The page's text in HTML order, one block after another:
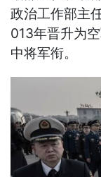
政治工作部主
013年晋升为
中将军衔。